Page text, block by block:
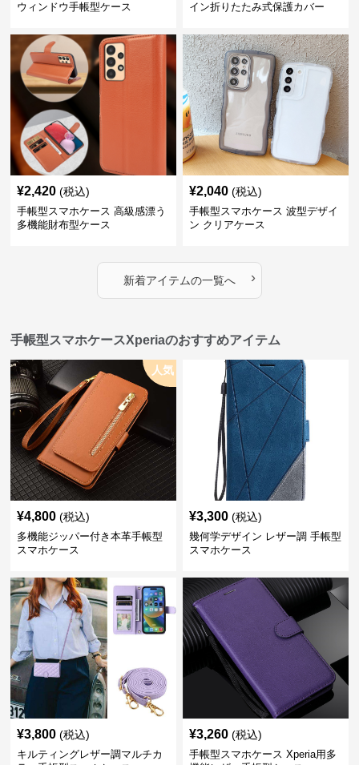
ウィンドウ手帳型ケース
イン折りたたみ式保護カバー
¥2,420 (税込)
手帳型スマホケース 高級感漂う
多機能財布型ケース
¥2,040 (税込)
手帳型スマホケース 波型デザイ
ン クリアケース
新着アイテムの一覧へ ›
手帳型スマホケースXperiaのおすすめアイテム
人気
¥4,800 (税込)
多機能ジッパー付き本革手帳型
スマホケース
¥3,300 (税込)
幾何学デザイン レザー調 手帳型
スマホケース
¥3,800 (税込)
キルティングレザー調マルチカ
¥3,260 (税込)
手帳型スマホケース Xperia用多